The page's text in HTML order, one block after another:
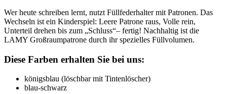
Wer heute schreiben lernt, nutzt Füllfederhalter mit Patronen. Das
Wechseln ist ein Kinderspiel: Leere Patrone raus, Volle rein,
Unterteil drehen bis zum „Schluss“– fertig! Nachhaltig ist die
LAMY Großraumpatrone durch ihr spezielles Füllvolumen.
Diese Farben erhalten Sie bei uns:
königsblau (löschbar mit Tintenlöscher)
blau-schwarz